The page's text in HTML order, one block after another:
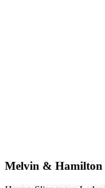
Melvin & Hamilton